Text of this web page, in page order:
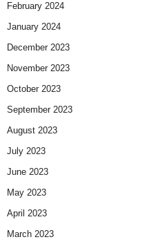
February 2024
January 2024
December 2023
November 2023
October 2023
September 2023
August 2023
July 2023
June 2023
May 2023
April 2023
March 2023